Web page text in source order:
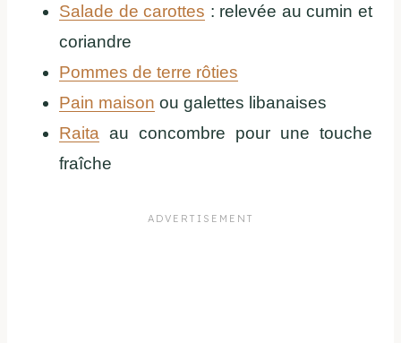
Salade de carottes : relevée au cumin et
coriandre
Pommes de terre rôties
Pain maison ou galettes libanaises
Raita au concombre pour une touche
fraîche